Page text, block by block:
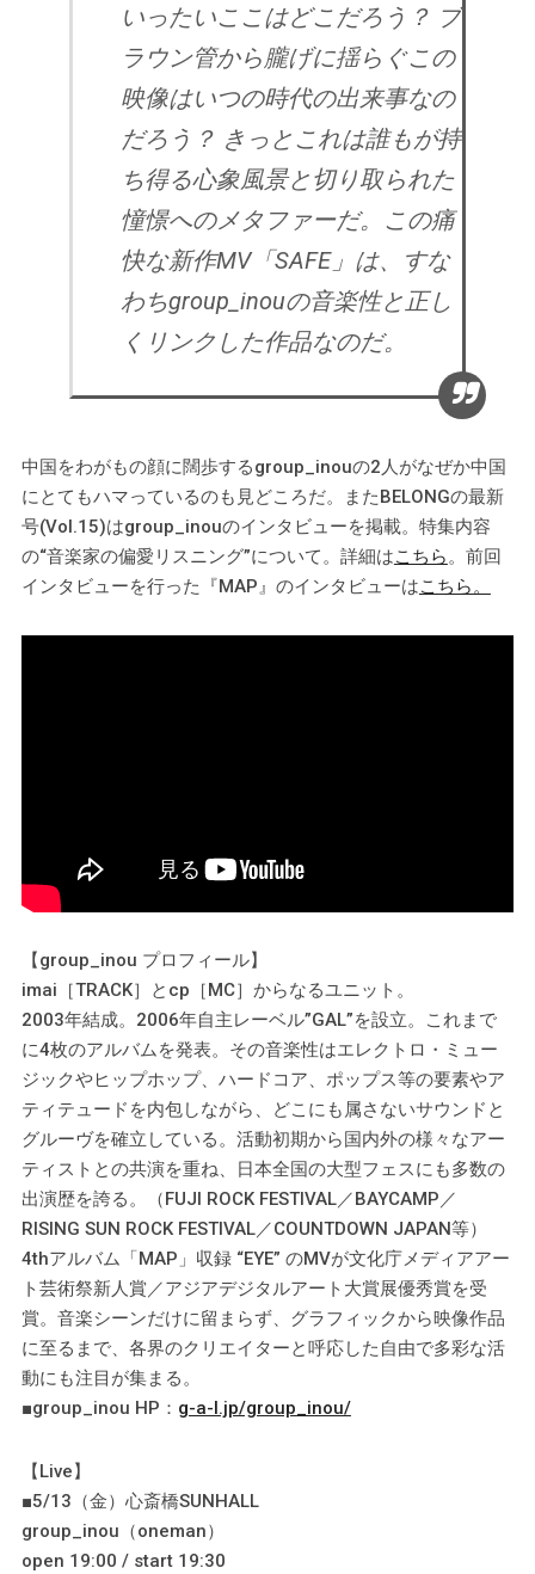
いったいここはどこだろう？ ブ
ラウン管から朧げに揺らぐこの
映像はいつの時代の出来事なの
だろう？ きっとこれは誰もが持
ち得る心象風景と切り取られた
憧憬へのメタファーだ。この痛
快な新作MV「SAFE」は、すな
わちgroup_inouの音楽性と正し
くリンクした作品なのだ。
中国をわがもの顔に闊歩するgroup_inouの2人がなぜか中国
にとてもハマっているのも見どころだ。またBELONGの最新
号(Vol.15)はgroup_inouのインタビューを掲載。特集内容
の“音楽家の偏愛リスニング”について。詳細はこちら。前回
インタビューを行った『MAP』のインタビューはこちら。
【group_inou プロフィール】
imai［TRACK］とcp［MC］からなるユニット。
2003年結成。2006年自主レーベル”GAL”を設立。これまで
に4枚のアルバムを発表。その音楽性はエレクトロ・ミュー
ジックやヒップホップ、ハードコア、ポップス等の要素やア
ティテュードを内包しながら、どこにも属さないサウンドと
グルーヴを確立している。活動初期から国内外の様々なアー
ティストとの共演を重ね、日本全国の大型フェスにも多数の
出演歴を誇る。（FUJI ROCK FESTIVAL／BAYCAMP／
RISING SUN ROCK FESTIVAL／COUNTDOWN JAPAN等）
4thアルバム「MAP」収録 “EYE” のMVが文化庁メディアアー
ト芸術祭新人賞／アジアデジタルアート大賞展優秀賞を受
賞。音楽シーンだけに留まらず、グラフィックから映像作品
に至るまで、各界のクリエイターと呼応した自由で多彩な活
動にも注目が集まる。
■group_inou HP： g-a-l.jp/group_inou/
【Live】
■5/13（金）心斎橋SUNHALL
group_inou（oneman）
open 19:00 / start 19:30